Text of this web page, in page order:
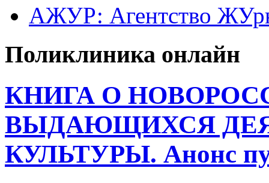
АЖУР: Агентство
Поликлиника онлайн
КНИГА О
ВЫДАЮЩИХСЯ
КУЛЬТУРЫ. Анонс